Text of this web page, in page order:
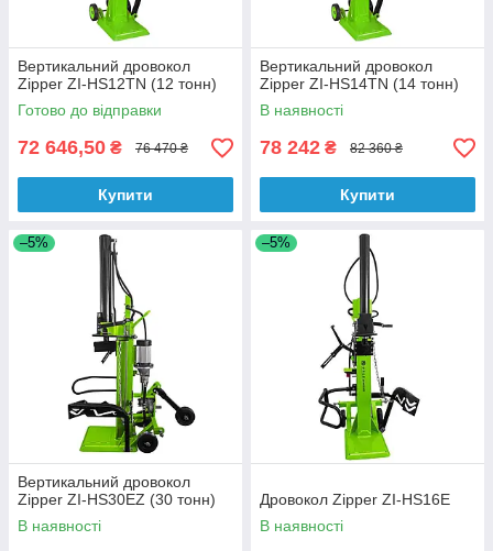
Вертикальний дровокол
Zipper ZI-HS12TN (12 тонн)
Готово до відправки
72 646,50 ₴ 76 470 ₴
Купити
Вертикальний дровокол
Zipper ZI-HS14TN (14 тонн)
В наявності
78 242 ₴ 82 360 ₴
Купити
–5%
Вертикальний дровокол
Zipper ZI-HS30EZ (30 тонн)
В наявності
–5%
Дровокол Zipper ZI-HS16E
В наявності